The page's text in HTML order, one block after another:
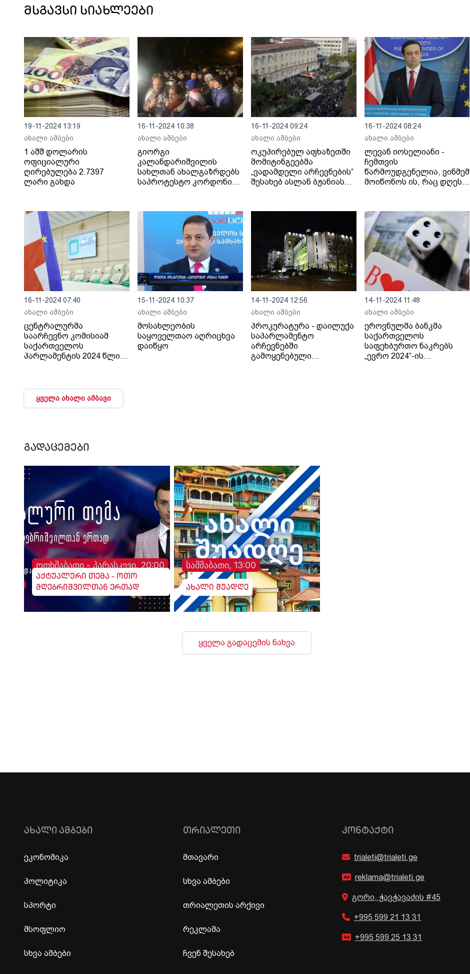
მსგავსი სიახლეები
19-11-2024 13:19
ახალი ამბები
1 აშშ დოლარის
ოფიციალური
ღირებულება 2.7397
ლარი გახდა
16-11-2024 10:38
ახალი ამბები
გიორგი
კალანდარიშვილის
სახლთან ახალგაზრდებს
საპროტესტო კორდონი
ადგილიდან გაყვანას
16-11-2024 09:24
ახალი ამბები
ოკუპირებულ აფხაზეთში
მომიტინგეებმა
„ვადამდელი არჩევნების“
შესახებ ასლან ბჟანიას
16-11-2024 08:24
ახალი ამბები
ლევან იოსელიანი -
ჩემთვის
წარმოუდგენელია, ვინმემ
მოიწონოს ის, რაც დღეს
ქმედება, რომელიც
მიმართულია ადამიანის
წინააღმდეგ
16-11-2024 07:40
ახალი ამბები
ცენტრალურმა
საარჩევნო კომისიამ
საქართველოს
პარლამენტის 2024 წლის
15-11-2024 10:37
ახალი ამბები
მოსახლეობის
საყოველთაო აღრიცხვა
დაიწყო
14-11-2024 12:56
ახალი ამბები
პროკურატურა - დაილუქა
საპარლამენტო
არჩევნებში
გამოყენებული
14-11-2024 11:48
ახალი ამბები
ეროვნულმა ბანკმა
საქართველოს
საფეხბურთო ნაკრებს
„ევრო 2024“-ის
ყველა ახალი ამბავი
გადაცემები
ოთხშაბათი - პარასკევი, 20:00
აქტუალური თემა - ოთო
მღებრიშვილთან ერთად
სამშაბათი, 13:00
ახალი შუადღე
ყველა გადაცემის ნახვა
ᲐᲮᲐᲚᲘ ᲐᲛᲑᲔᲑᲘ
ეკონომიკა
პოლიტიკა
სპორტი
მსოფლიო
სხვა ამბები
ᲗᲠᲘᲐᲚᲔᲗᲘ
მთავარი
სხვა ამბები
თრიალეთის არქივი
რეკლამა
ჩვენ შესახებ
ᲙᲝᲜᲢᲐᲥᲢᲘ
trialeti@trialeti.ge
reklama@trialeti.ge
გორი, ჭავჭავაძის #45
+995 599 21 13 31
+995 599 25 13 31